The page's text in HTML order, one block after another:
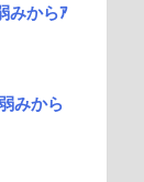
みからｱ
みから